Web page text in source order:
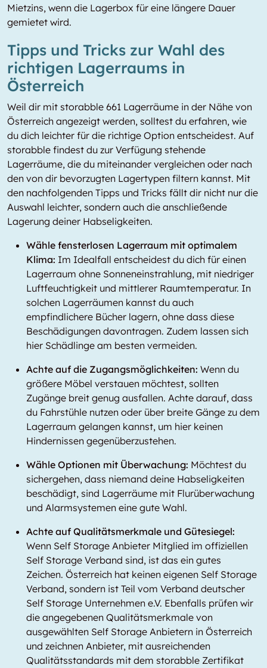
Mietzins, wenn die Lagerbox für eine längere Dauer
gemietet wird.
Tipps und Tricks zur Wahl des
richtigen Lagerraums in
Österreich
Weil dir mit storabble 661 Lagerräume in der Nähe von
Österreich angezeigt werden, solltest du erfahren, wie
du dich leichter für die richtige Option entscheidest. Auf
storabble findest du zur Verfügung stehende
Lagerräume, die du miteinander vergleichen oder nach
den von dir bevorzugten Lagertypen filtern kannst. Mit
den nachfolgenden Tipps und Tricks fällt dir nicht nur die
Auswahl leichter, sondern auch die anschließende
Lagerung deiner Habseligkeiten.
Wähle fensterlosen Lagerraum mit optimalem
Klima: Im Idealfall entscheidest du dich für einen
Lagerraum ohne Sonneneinstrahlung, mit niedriger
Luftfeuchtigkeit und mittlerer Raumtemperatur. In
solchen Lagerräumen kannst du auch
empfindlichere Bücher lagern, ohne dass diese
Beschädigungen davontragen. Zudem lassen sich
hier Schädlinge am besten vermeiden.
Achte auf die Zugangsmöglichkeiten: Wenn du
größere Möbel verstauen möchtest, sollten
Zugänge breit genug ausfallen. Achte darauf, dass
du Fahrstühle nutzen oder über breite Gänge zu dem
Lagerraum gelangen kannst, um hier keinen
Hindernissen gegenüberzustehen.
Wähle Optionen mit Überwachung: Möchtest du
sichergehen, dass niemand deine Habseligkeiten
beschädigt, sind Lagerräume mit Flurüberwachung
und Alarmsystemen eine gute Wahl.
Achte auf Qualitätsmerkmale und Gütesiegel:
Wenn Self Storage Anbieter Mitglied im offiziellen
Self Storage Verband sind, ist das ein gutes
Zeichen. Österreich hat keinen eigenen Self Storage
Verband, sondern ist Teil vom Verband deutscher
Self Storage Unternehmen e.V. Ebenfalls prüfen wir
die angegebenen Qualitätsmerkmale von
ausgewählten Self Storage Anbietern in Österreich
und zeichnen Anbieter, mit ausreichenden
Qualitätsstandards mit dem storabble Zertifikat